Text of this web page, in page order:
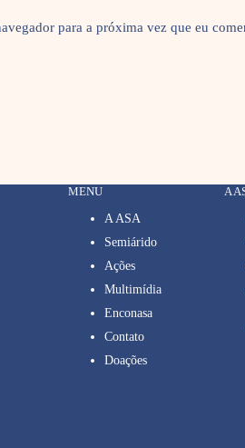
para a próxima vez que eu
MENU
A ASA
Semiárido
Ações
Multimídia
Enconasa
Contato
Doações
A